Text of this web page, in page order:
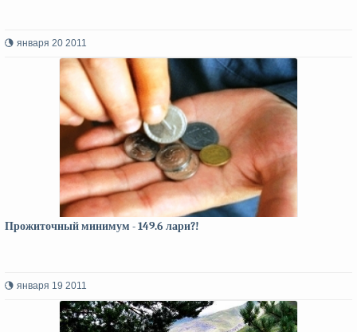
января 20 2011
Прожиточный минимум - 149.6 лари?!
января 19 2011